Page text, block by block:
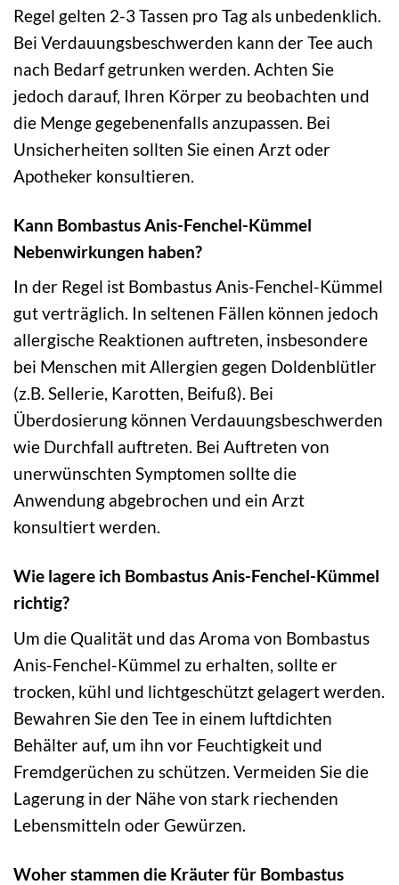
Regel gelten 2-3 Tassen pro Tag als unbedenklich.
Bei Verdauungsbeschwerden kann der Tee auch
nach Bedarf getrunken werden. Achten Sie
jedoch darauf, Ihren Körper zu beobachten und
die Menge gegebenenfalls anzupassen. Bei
Unsicherheiten sollten Sie einen Arzt oder
Apotheker konsultieren.
Kann Bombastus Anis-Fenchel-Kümmel
Nebenwirkungen haben?
In der Regel ist Bombastus Anis-Fenchel-Kümmel
gut verträglich. In seltenen Fällen können jedoch
allergische Reaktionen auftreten, insbesondere
bei Menschen mit Allergien gegen Doldenblütler
(z.B. Sellerie, Karotten, Beifuß). Bei
Überdosierung können Verdauungsbeschwerden
wie Durchfall auftreten. Bei Auftreten von
unerwünschten Symptomen sollte die
Anwendung abgebrochen und ein Arzt
konsultiert werden.
Wie lagere ich Bombastus Anis-Fenchel-Kümmel
richtig?
Um die Qualität und das Aroma von Bombastus
Anis-Fenchel-Kümmel zu erhalten, sollte er
trocken, kühl und lichtgeschützt gelagert werden.
Bewahren Sie den Tee in einem luftdichten
Behälter auf, um ihn vor Feuchtigkeit und
Fremdgerüchen zu schützen. Vermeiden Sie die
Lagerung in der Nähe von stark riechenden
Lebensmitteln oder Gewürzen.
Woher stammen die Kräuter für Bombastus